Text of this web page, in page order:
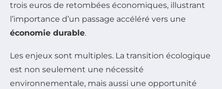
trois euros de retombées économiques, illustrant
l’importance d’un passage accéléré vers une
économie durable.
Les enjeux sont multiples. La transition écologique
est non seulement une nécessité
environnementale, mais aussi une opportunité